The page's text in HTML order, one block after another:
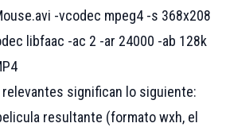
-vcodec mpeg4 -s 368x208
libfaac -ac 2 -ar 24000 -ab 128k
significan lo siguiente:
resultante (formato wxh, el